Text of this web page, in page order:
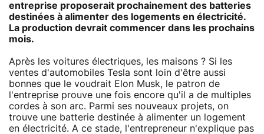
entreprise proposerait prochainement des batteries
destinées à alimenter des logements en électricité.
La production devrait commencer dans les prochains
mois.
Après les voitures électriques, les maisons ? Si les
ventes d'automobiles Tesla sont loin d'être aussi
bonnes que le voudrait Elon Musk, le patron de
l'entreprise prouve une fois encore qu'il a de multiples
cordes à son arc. Parmi ses nouveaux projets, on
trouve une batterie destinée à alimenter un logement
en électricité. A ce stade, l'entrepreneur n'explique pas